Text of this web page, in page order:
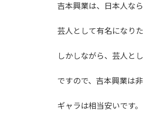
吉本興業は、日本人な
芸人として有名になり
しかしながら、芸人と
ですので、吉本興業は
ギャラは相当安いです。